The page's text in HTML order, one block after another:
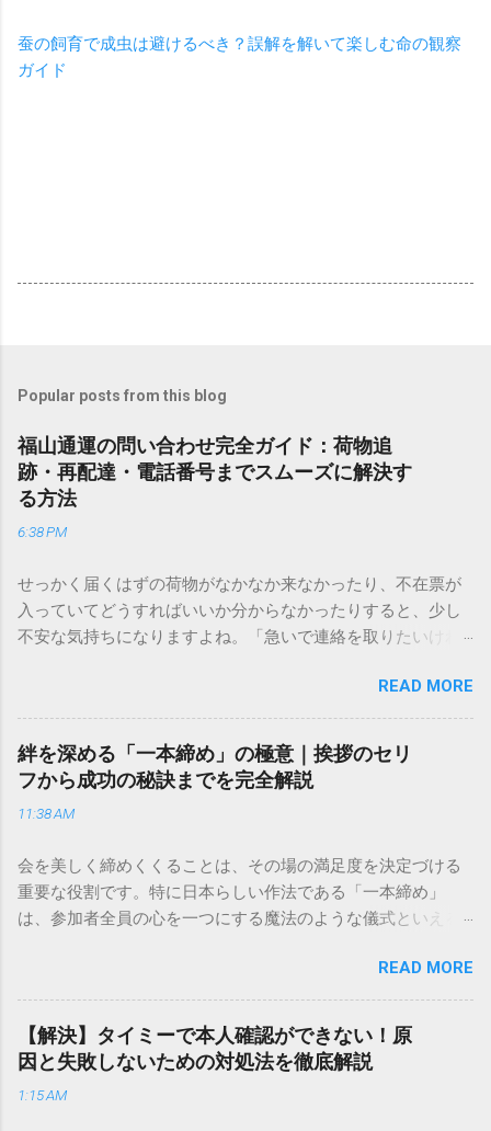
蚕の飼育で成虫は避けるべき？誤解を解いて楽しむ命の観察
ガイド
Popular posts from this blog
福山通運の問い合わせ完全ガイド：荷物追
跡・再配達・電話番号までスムーズに解決す
る方法
6:38 PM
せっかく届くはずの荷物がなかなか来なかったり、不在票が
入っていてどうすればいいか分からなかったりすると、少し
不安な気持ちになりますよね。「急いで連絡を取りたいけれ
きできる？」といった疑問を抱える方も多いはずです。 福山
通運は企業間物流のイメージが強いかもしれませんが、個人
向けの宅配サービスも非常に充実しています。大切なのは、
目的に合わせた適切な連絡先を選ぶことです。この記事で
は、荷物の追跡確認から営業所への電話連絡、再配達の依頼
手順まで、初めての方でも迷わずに解決できる方法を詳しく
本全国に広範なネットワークを持つ大手運送会社です。特に
重量物や大型の荷物、そして企業間の輸送において圧倒的な
実績を誇ります。 個人で利用する場合、他の宅配業者と少し
いう特徴があります。地域に密着した各拠点が配送をコント
ロールしているため、現場の状況に合わせた柔軟な相談がし
やすいのがメリットです。まずは、今抱えている悩みがどの
サービスで解決できるかを確認していきましょう。 1. 荷物の
READ MORE
絆を深める「一本締め」の極意｜挨拶のセリ
フから成功の秘訣までを完全解説
11:38 AM
会を美しく締めくくることは、その場の満足度を決定づける
重要な役割です。特に日本らしい作法である「一本締め」
は、参加者全員の心を一つにする魔法のような儀式といえる
「手拍子のリズムに自信がない」と不安を感じる方も多いは
ずです。この記事では、ビジネスからカジュアルな集まりま
で、どのような場面でも堂々と立ち振る舞えるための「一本
締め」の作法を、基礎知識から具体的なセリフ例まで丁寧に
解説します。 一本締めとは？その本質と効果 一本締めは、単
に手を叩いて終わらせる作業ではありません。その時間、そ
READ MORE
【解決】タイミーで本人確認ができない！原
因と失敗しないための対処法を徹底解説
1:15 AM